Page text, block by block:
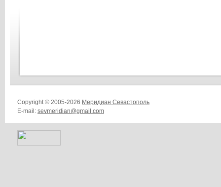
Copyright © 2005-2026 Меридиан Севастополь
E-mail: sevmeridian@gmail.com